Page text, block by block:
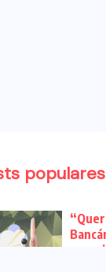
populares